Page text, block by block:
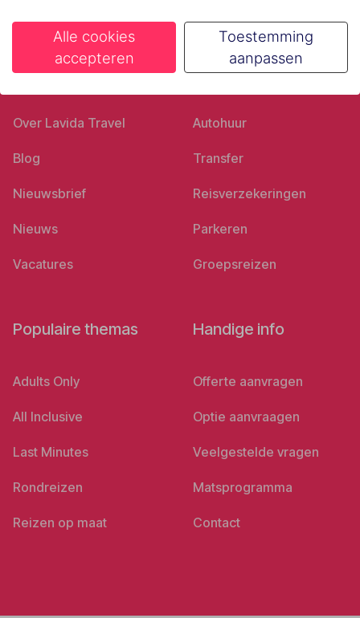
Ons bedrijf
Over Lavida Travel
Blog
Nieuwsbrief
Nieuws
Vacatures
Goed voorbereid
Autohuur
Transfer
Reisverzekeringen
Parkeren
Groepsreizen
Populaire themas
Adults Only
All Inclusive
Last Minutes
Rondreizen
Reizen op maat
Handige info
Offerte aanvragen
Optie aanvraagen
Veelgestelde vragen
Matsprogramma
Contact
Alle cookies
accepteren
Toestemming
aanpassen